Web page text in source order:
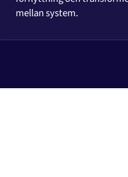
mellan system.